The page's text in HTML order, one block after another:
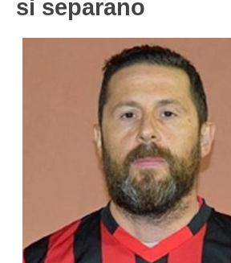
3^ CATEGORIA
si separano